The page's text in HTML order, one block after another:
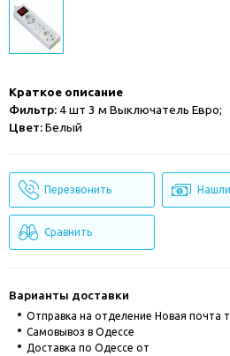
Краткое описание
Фильтр: 4 шт 3 м Выключатель Евро;
Цвет:Белый
Перезвонить
Сравнить
Варианты доставки
Отправка на отделение Новая почта
Cамовывоз в Одессе
Доставка по Одессе от